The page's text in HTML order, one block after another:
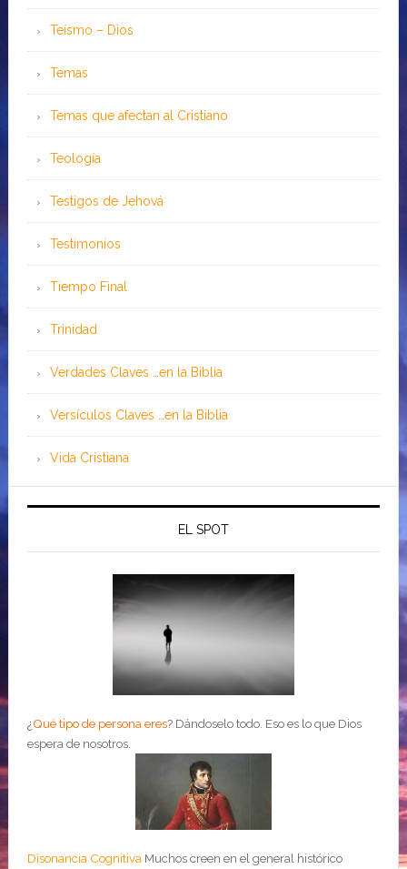
Teísmo – Dios
Temas
Temas que afectan al Cristiano
Teología
Testigos de Jehová
Testimonios
Tiempo Final
Trinidad
Verdades Claves …en la Biblia
Versículos Claves …en la Biblia
Vida Cristiana
EL SPOT
¿Qué tipo de persona eres? Dándoselo todo. Eso es lo que Dios
espera de nosotros.
Disonancia Cognitiva Muchos creen en el general histórico